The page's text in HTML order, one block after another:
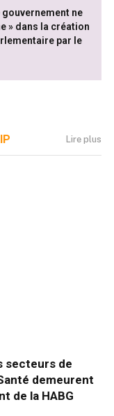
gouvernement ne
» dans la création
par le
Lire plus
secteurs de
demeurent
de la HABG